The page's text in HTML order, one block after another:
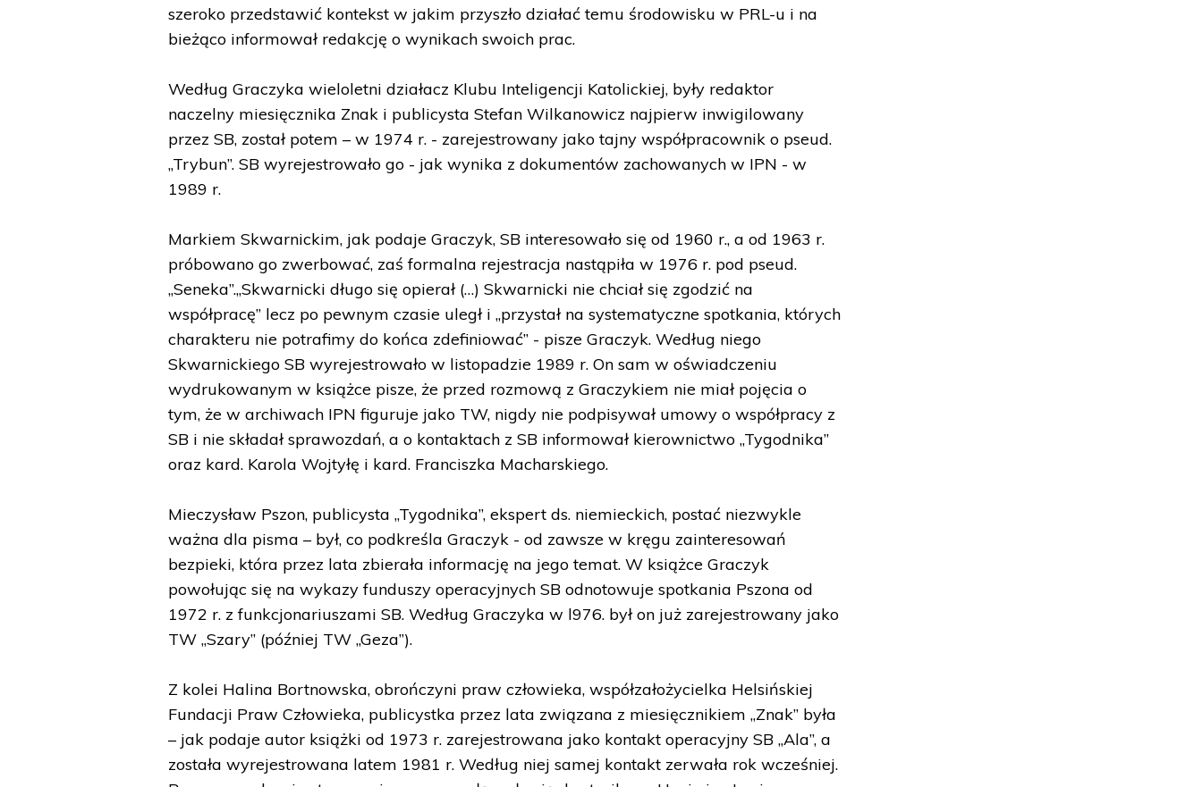
szeroko przedstawić kontekst w jakim przyszło działać temu środowisku w PRL-u i na
bieżąco informował redakcję o wynikach swoich prac.
Według Graczyka wieloletni działacz Klubu Inteligencji Katolickiej, były redaktor
naczelny miesięcznika Znak i publicysta Stefan Wilkanowicz najpierw inwigilowany
przez SB, został potem – w 1974 r. - zarejestrowany jako tajny współpracownik o pseud.
„Trybun”. SB wyrejestrowało go - jak wynika z dokumentów zachowanych w IPN - w
1989 r.
Markiem Skwarnickim, jak podaje Graczyk, SB interesowało się od 1960 r., a od 1963 r.
próbowano go zwerbować, zaś formalna rejestracja nastąpiła w 1976 r. pod pseud.
„Seneka”.„Skwarnicki długo się opierał (…) Skwarnicki nie chciał się zgodzić na
współpracę” lecz po pewnym czasie uległ i „przystał na systematyczne spotkania, których
charakteru nie potrafimy do końca zdefiniować” - pisze Graczyk. Według niego
Skwarnickiego SB wyrejestrowało w listopadzie 1989 r. On sam w oświadczeniu
wydrukowanym w książce pisze, że przed rozmową z Graczykiem nie miał pojęcia o
tym, że w archiwach IPN figuruje jako TW, nigdy nie podpisywał umowy o współpracy z
SB i nie składał sprawozdań, a o kontaktach z SB informował kierownictwo „Tygodnika”
oraz kard. Karola Wojtyłę i kard. Franciszka Macharskiego.
Mieczysław Pszon, publicysta „Tygodnika”, ekspert ds. niemieckich, postać niezwykle
ważna dla pisma – był, co podkreśla Graczyk - od zawsze w kręgu zainteresowań
bezpieki, która przez lata zbierała informację na jego temat. W książce Graczyk
powołując się na wykazy funduszy operacyjnych SB odnotowuje spotkania Pszona od
1972 r. z funkcjonariuszami SB. Według Graczyka w l976. był on już zarejestrowany jako
TW „Szary” (później TW „Geza”).
Z kolei Halina Bortnowska, obrończyni praw człowieka, współzałożycielka Helsińskiej
Fundacji Praw Człowieka, publicystka przez lata związana z miesięcznikiem „Znak” była
– jak podaje autor książki od 1973 r. zarejestrowana jako kontakt operacyjny SB „Ala”, a
została wyrejestrowana latem 1981 r. Według niej samej kontakt zerwała rok wcześniej.